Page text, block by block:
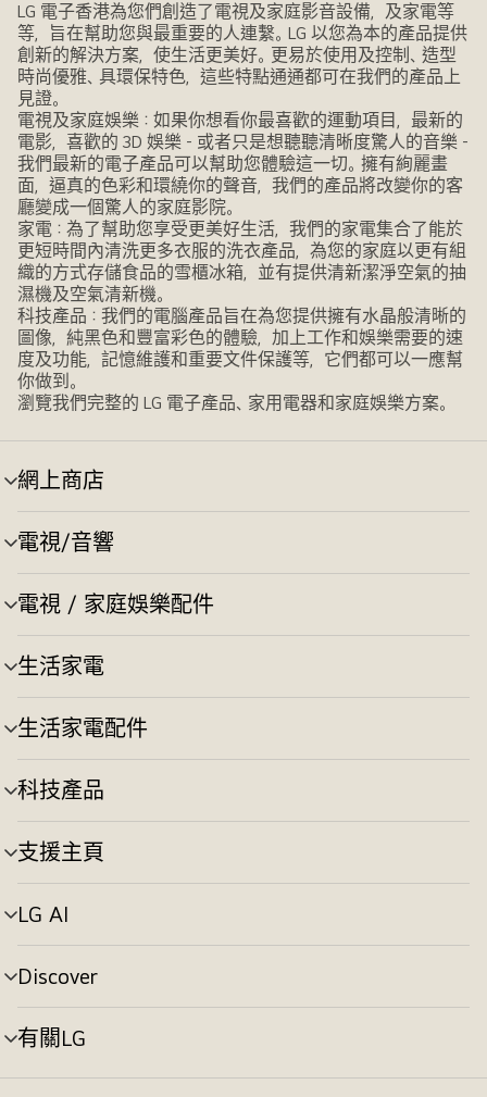
LG 電子香港為您們創造了電視及家庭影音設備，及家電等
等，旨在幫助您與最重要的人連繫。LG 以您為本的產品提供
創新的解決方案，使生活更美好。更易於使用及控制、造型
時尚優雅、具環保特色，這些特點通通都可在我們的產品上
見證。
電視及家庭娛樂：如果你想看你最喜歡的運動項目，最新的
電影，喜歡的 3D 娛樂 - 或者只是想聽聽清晰度驚人的音樂 -
我們最新的電子產品可以幫助您體驗這一切。擁有絢麗畫
面，逼真的色彩和環繞你的聲音，我們的產品將改變你的客
廳變成一個驚人的家庭影院。
家電：為了幫助您享受更美好生活，我們的家電集合了能於
更短時間內清洗更多衣服的洗衣產品，為您的家庭以更有組
織的方式存儲食品的雪櫃冰箱，並有提供清新潔淨空氣的抽
濕機及空氣清新機。
科技產品：我們的電腦產品旨在為您提供擁有水晶般清晰的
圖像，純黑色和豐富彩色的體驗，加上工作和娛樂需要的速
度及功能，記憶維護和重要文件保護等，它們都可以一應幫
你做到。
瀏覽我們完整的 LG 電子產品、家用電器和家庭娛樂方案。
網上商店
選
單
切
換
電視/音響
選
單
切
換
電視 / 家庭娛樂配件
選
單
切
換
生活家電
選
單
切
換
生活家電配件
選
單
切
換
科技產品
選
單
切
換
支援主頁
選
單
切
換
LG AI
選
單
切
換
Discover
選
單
切
換
有關LG
選